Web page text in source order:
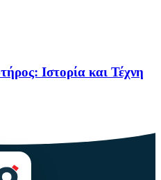
Ιστορία και Τέχνη